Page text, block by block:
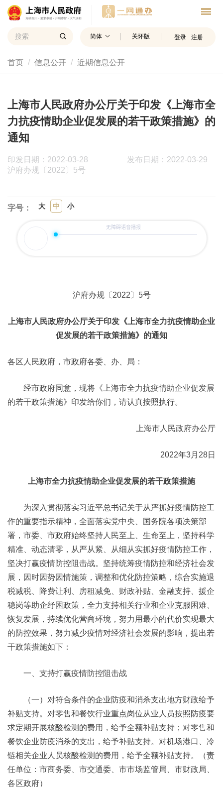
简体 关怀版 登录 注册
首页 信息公开 近期信息公开
上海市人民政府办公厅关于印发《上海市全
力抗疫情助企业促发展的若干政策措施》的
通知
印发日期：2022-03-28
发布日期：2022-03-29
沪府办规〔2022〕5号
字号： 大 中 小
沪府办规〔2022〕5号
上海市人民政府办公厅关于印发《上海市全力抗疫情助企业
促发展的若干政策措施》的通知
各区人民政府，市政府各委、办、局：
经市政府同意，现将《上海市全力抗疫情助企业促发展
的若干政策措施》印发给你们，请认真按照执行。
上海市人民政府办公厅
2022年3月28日
上海市全力抗疫情助企业促发展的若干政策措施
为深入贯彻落实习近平总书记关于从严抓好疫情防控工
作的重要指示精神，全面落实党中央、国务院各项决策部
署，市委、市政府始终坚持人民至上、生命至上，坚持科学
精准、动态清零，从严从紧、从细从实抓好疫情防控工作，
坚决打赢疫情防控阻击战。坚持统筹疫情防控和经济社会发
展，因时因势因情施策，调整和优化防控策略，综合实施退
税减税、降费让利、房租减免、财政补贴、金融支持、援企
稳岗等助企纾困政策，全力支持相关行业和企业克服困难、
恢复发展，持续优化营商环境，努力用最小的代价实现最大
的防控效果，努力减少疫情对经济社会发展的影响，提出若
干政策措施如下：
一、支持打赢疫情防控阻击战
（一）对符合条件的企业防疫和消杀支出地方财政给予
补贴支持。对零售和餐饮行业重点岗位从业人员按照防疫要
求定期开展核酸检测的费用，给予全额补贴支持；对零售和
餐饮企业防疫消杀的支出，给予补贴支持。对机场港口、冷
链相关企业人员核酸检测的费用，给予全额补贴支持。（责
任单位：市商务委、市交通委、市市场监管局、市财政局、
各区政府）